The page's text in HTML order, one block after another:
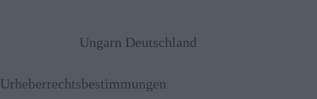
Ungarn Deutschland
Urheberrechtsbestimmungen